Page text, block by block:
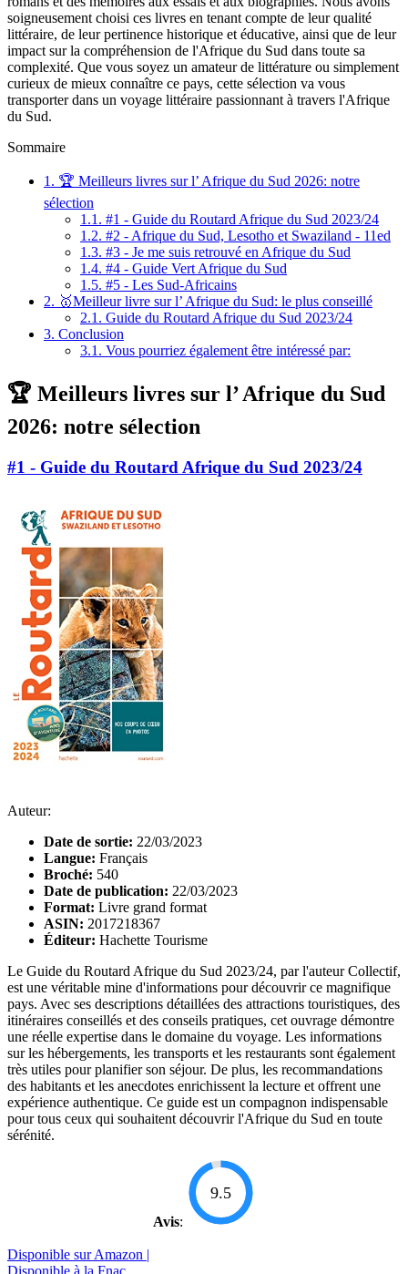
soigneusement choisi ces livres en tenant compte de leur qualité
littéraire, de leur pertinence historique et éducative, ainsi que de leur
impact sur la compréhension de l'Afrique du Sud dans toute sa
complexité. Que vous soyez un amateur de littérature ou simplement
curieux de mieux connaître ce pays, cette sélection va vous
transporter dans un voyage littéraire passionnant à travers l'Afrique
du Sud.
Sommaire
1. 🏆 Meilleurs livres sur l’ Afrique du Sud 2026: notre
sélection
1.1. #1 - Guide du Routard Afrique du Sud 2023/24
1.2. #2 - Afrique du Sud, Lesotho et Swaziland - 11ed
1.3. #3 - Je me suis retrouvé en Afrique du Sud
1.4. #4 - Guide Vert Afrique du Sud
1.5. #5 - Les Sud-Africains
2. 🥇Meilleur livre sur l’ Afrique du Sud: le plus conseillé
2.1. Guide du Routard Afrique du Sud 2023/24
3. Conclusion
3.1. Vous pourriez également être intéressé par:
🏆 Meilleurs livres sur l’ Afrique du Sud
2026: notre sélection
#1 - Guide du Routard Afrique du Sud 2023/24
Auteur:
Date de sortie: 22/03/2023
Langue: Français
Broché: 540
Date de publication: 22/03/2023
Format: Livre grand format
ASIN: 2017218367
Éditeur: Hachette Tourisme
Le Guide du Routard Afrique du Sud 2023/24, par l'auteur Collectif,
est une véritable mine d'informations pour découvrir ce magnifique
pays. Avec ses descriptions détaillées des attractions touristiques, des
itinéraires conseillés et des conseils pratiques, cet ouvrage démontre
une réelle expertise dans le domaine du voyage. Les informations
sur les hébergements, les transports et les restaurants sont également
très utiles pour planifier son séjour. De plus, les recommandations
des habitants et les anecdotes enrichissent la lecture et offrent une
expérience authentique. Ce guide est un compagnon indispensable
pour tous ceux qui souhaitent découvrir l'Afrique du Sud en toute
sérénité.
Avis:
9.5
Disponible sur Amazon |
Disponible à la Fnac